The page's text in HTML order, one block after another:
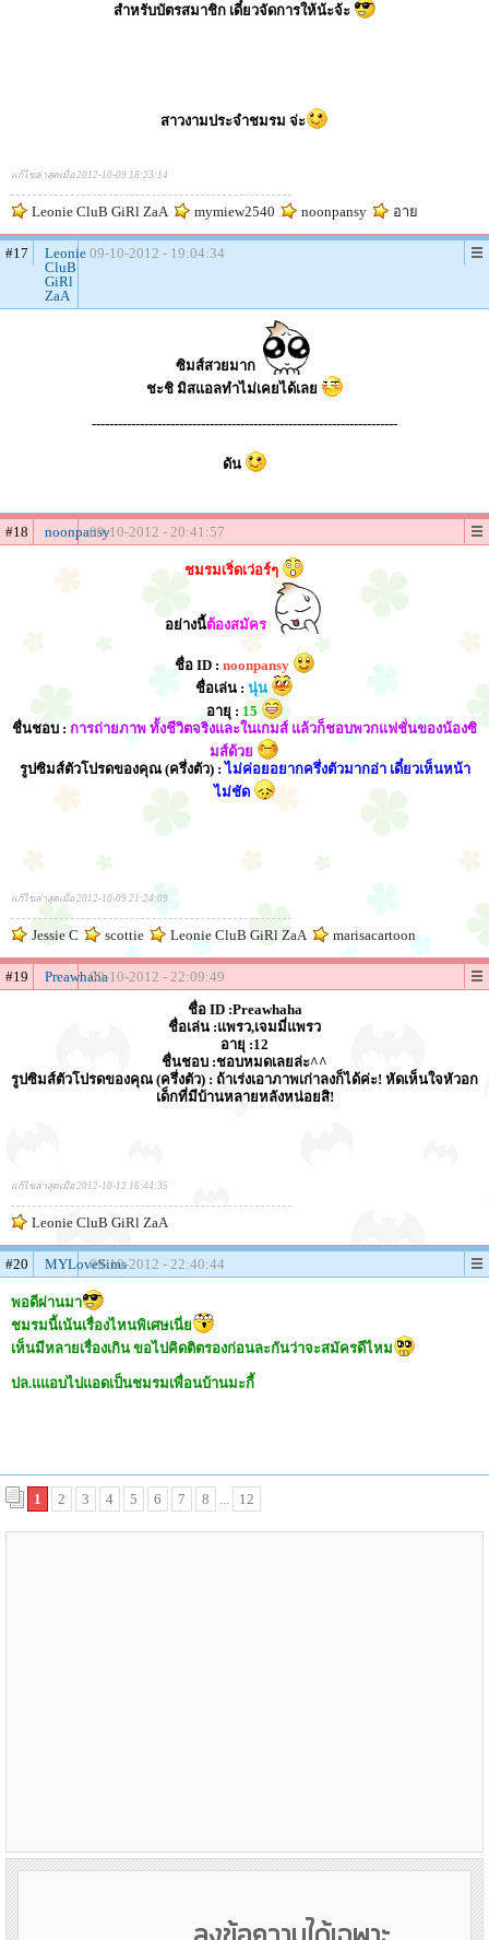
สำหรับบัตรสมาชิก เดี๋ยวจัดการให้น้ะจ้ะ
สาวงามประจำชมรม จ่ะ
แก้ไขล่าสุดเมื่อ 2012-10-09 18:23:14
Leonie CluB GiRl ZaA mymiew2540 noonpansy อาย
#17
Leonie
CluB
GiRl
ZaA
09-10-2012 - 19:04:34
ซิมส์สวยมาก
ชะชิ มิสแอลทำไม่เคยได้เลย
----------------------------------------------------------------------
ดัน
#18 noonpansy09-10-2012 - 20:41:57
ชมรมเริ่ดเว่อร์ๆ
อย่างนี้ต้องสมัคร
ชื่อ ID : noonpansy
ชื่อเล่น : นุ่น
อายุ : 15
ชื่นชอบ : การถ่ายภาพ ทั้งชีวิตจริงและในเกมส์ แล้วก็ชอบพวกแฟชั่นของน้องซิ
มส์ด้วย
รูปซิมส์ตัวโปรดของคุณ (ครึ่งตัว) :ไม่ค่อยอยากครึ่งตัวมากอ่า เดี๋ยวเห็นหน้า
ไม่ชัด
แก้ไขล่าสุดเมื่อ 2012-10-09 21:24:09
Jessie C scottie Leonie CluB GiRl ZaA marisacartoon
#19 Preawhaha09-10-2012 - 22:09:49
ชื่อ ID :Preawhaha
ชื่อเล่น :แพรว,เจมมี่แพรว
อายุ :12
ชื่นชอบ :ชอบหมดเลยล่ะ^^
รูปซิมส์ตัวโปรดของคุณ (ครึ่งตัว) : ถ้าเร่งเอาภาพเก่าลงก็ได้ค่ะ! หัดเห็นใจหัวอก
เด็กที่มีบ้านหลายหลังหน่อยสิ!
แก้ไขล่าสุดเมื่อ 2012-10-12 16:44:35
Leonie CluB GiRl ZaA
#20 MYLoveSims09-10-2012 - 22:40:44
พอดีผ่านมา
ชมรมนี้เน้นเรื่องไหนพิเศษเนี่ย
เห็นมีหลายเรื่องเกิน ขอไปคิดติตรองก่อนละกันว่าจะสมัครดีไหม
ปล.แแอบไปแอดเป็นชมรมเพื่อนบ้านมะกี้
1 2 3 4 5 6 7 8 ... 12